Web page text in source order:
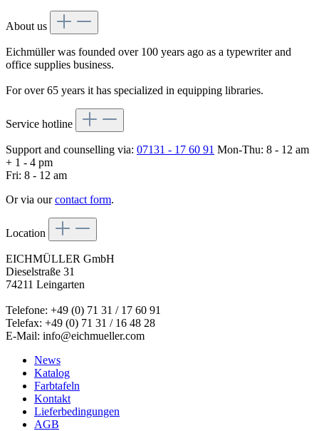
About us
Eichmüller was founded over 100 years ago as a typewriter and
office supplies business.
For over 65 years it has specialized in equipping libraries.
Service hotline
Support and counselling via: 07131 - 17 60 91 Mon-Thu: 8 - 12 am
+ 1 - 4 pm
Fri: 8 - 12 am
Or via ourcontact form.
Location
EICHMÜLLER GmbH
Dieselstraße 31
74211 Leingarten
Telefone: +49 (0) 71 31 / 17 60 91
Telefax: +49 (0) 71 31 / 16 48 28
E-Mail: info@eichmueller.com
News
Katalog
Farbtafeln
Kontakt
Lieferbedingungen
AGB